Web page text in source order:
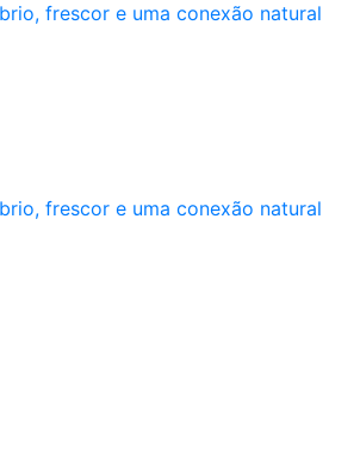
frescor e uma conexão natural
frescor e uma conexão natural